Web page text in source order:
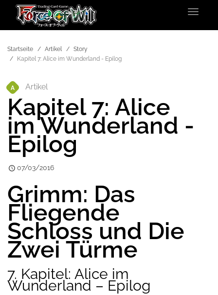
Toggle
Startseite Artikel
Story
Kapitel 7: Alice im Wunderland - Epilog
A Artikel
Kapitel 7: Alice
im Wunderland -
Epilog
07/03/2016
Grimm: Das
Fliegende
Schloss und Die
Zwei Türme
7. Kapitel: Alice im
Wunderland – Epilog